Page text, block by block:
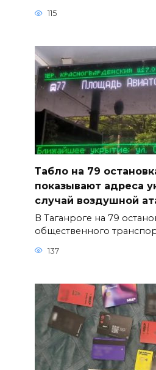
115
Табло на 79
показывают адреса
случай воздушной
В Таганроге на 79
общественного
137